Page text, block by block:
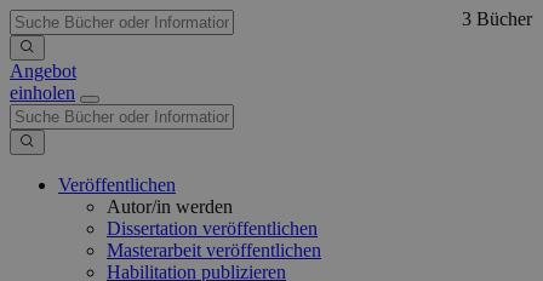
Angebot
einholen
Veröffentlichen
Autor/in werden
Dissertation veröffentlichen
Masterarbeit veröffentlichen
Habilitation publizieren
3 Bücher